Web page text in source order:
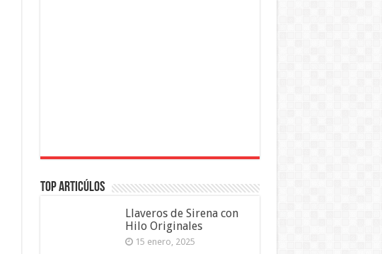
Top Articúlos
Llaveros de Sirena con
Hilo Originales
15 enero, 2025